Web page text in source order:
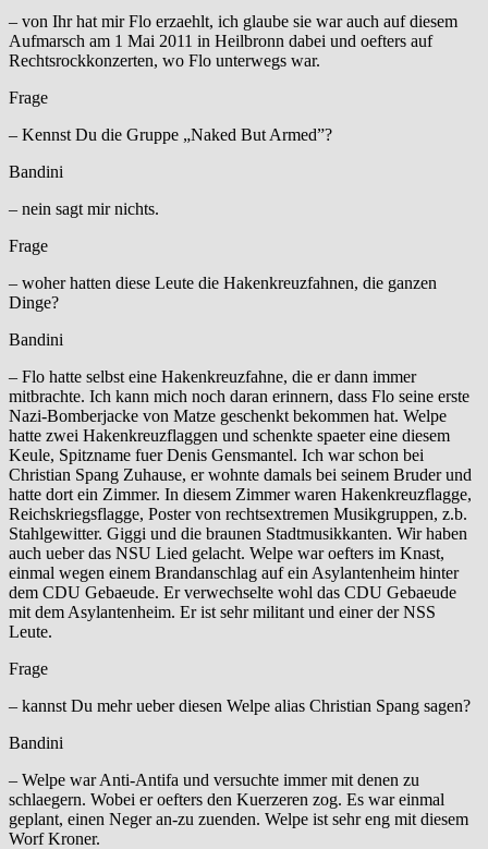
– von Ihr hat mir Flo erzaehlt, ich glaube sie war auch auf diesem
Aufmarsch am 1 Mai 2011 in Heilbronn dabei und oefters auf
Rechtsrockkonzerten, wo Flo unterwegs war.
Frage
– Kennst Du die Gruppe „Naked But Armed”?
Bandini
– nein sagt mir nichts.
Frage
– woher hatten diese Leute die Hakenkreuzfahnen, die ganzen
Dinge?
Bandini
– Flo hatte selbst eine Hakenkreuzfahne, die er dann immer
mitbrachte. Ich kann mich noch daran erinnern, dass Flo seine erste
Nazi-Bomberjacke von Matze geschenkt bekommen hat. Welpe
hatte zwei Hakenkreuzflaggen und schenkte spaeter eine diesem
Keule, Spitzname fuer Denis Gensmantel. Ich war schon bei
Christian Spang Zuhause, er wohnte damals bei seinem Bruder und
hatte dort ein Zimmer. In diesem Zimmer waren Hakenkreuzflagge,
Reichskriegsflagge, Poster von rechtsextremen Musikgruppen, z.b.
Stahlgewitter. Giggi und die braunen Stadtmusikkanten. Wir haben
auch ueber das NSU Lied gelacht. Welpe war oefters im Knast,
einmal wegen einem Brandanschlag auf ein Asylantenheim hinter
dem CDU Gebaeude. Er verwechselte wohl das CDU Gebaeude
mit dem Asylantenheim. Er ist sehr militant und einer der NSS
Leute.
Frage
– kannst Du mehr ueber diesen Welpe alias Christian Spang sagen?
Bandini
– Welpe war Anti-Antifa und versuchte immer mit denen zu
schlaegern. Wobei er oefters den Kuerzeren zog. Es war einmal
geplant, einen Neger an-zu zuenden. Welpe ist sehr eng mit diesem
Worf Kroner.